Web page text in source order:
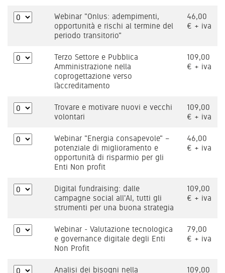
Webinar "Onlus: adempimenti,
opportunità e rischi al termine del
periodo transitorio"
46,00
€ + iva
Terzo Settore e Pubblica
Amministrazione nella
coprogettazione verso
l’accreditamento
109,00
€ + iva
Trovare e motivare nuovi e vecchi
volontari
109,00
€ + iva
Webinar "Energia consapevole" –
potenziale di miglioramento e
opportunità di risparmio per gli
Enti Non profit
46,00
€ + iva
Digital fundraising: dalle
campagne social all'AI, tutti gli
strumenti per una buona strategia
109,00
€ + iva
Webinar - Valutazione tecnologica
e governance digitale degli Enti
Non Profit
79,00
€ + iva
Analisi dei bisogni nella
109,00